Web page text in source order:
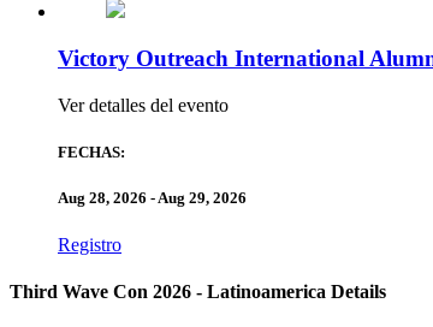
Victory Outreach International
Ver detalles del evento
FECHAS:
Aug 28, 2026 - Aug 29, 2026
Registro
Third Wave Con 2026 - Latinoamerica Details